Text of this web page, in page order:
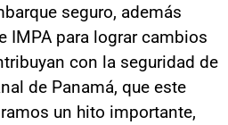
seguro, además
IMPA para lograr cambios
con la seguridad de
de Panamá, que este
un hito importante,